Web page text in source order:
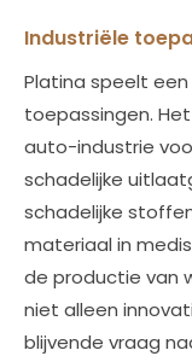
Industriële
Platina speelt
toepassingen.
auto-industrie
schadelijke
schadelijke
materiaal in
de productie van
niet alleen
blijvende vraag